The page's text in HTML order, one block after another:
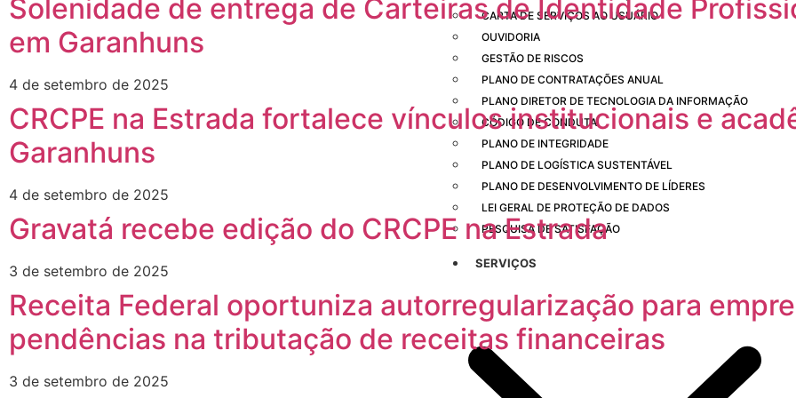
CARTA DE SERVIÇOS AO USUÁRIO
OUVIDORIA
GESTÃO DE RISCOS
PLANO DE CONTRATAÇÕES ANUAL
PLANO DIRETOR DE TECNOLOGIA DA INFORMAÇÃO
CÓDIGO DE CONDUTA
PLANO DE INTEGRIDADE
PLANO DE LOGÍSTICA SUSTENTÁVEL
PLANO DE DESENVOLVIMENTO DE LÍDERES
LEI GERAL DE PROTEÇÃO DE DADOS
PESQUISA DE SATISFAÇÃO
SERVIÇOS
Solenidade de entrega de Carteiras de Identidade
em Garanhuns
4 de setembro de 2025
CRCPE na Estrada fortalece vínculos institucionais e
Garanhuns
4 de setembro de 2025
Gravatá recebe edição do CRCPE na Estrada
3 de setembro de 2025
Receita Federal oportuniza autorregularização para
pendências na tributação de receitas financeiras
3 de setembro de 2025